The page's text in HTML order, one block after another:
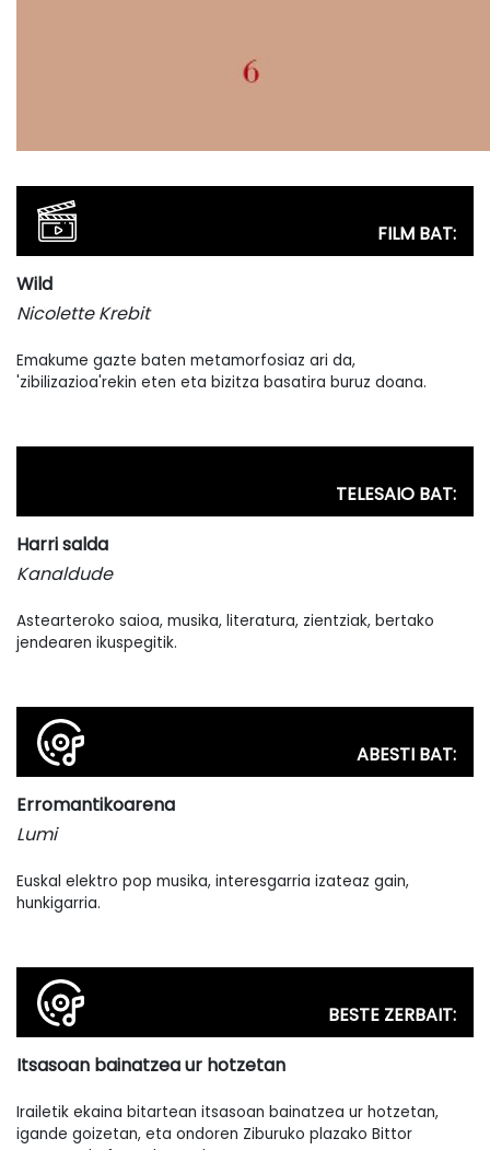
FILM BAT:
Wild
Nicolette Krebit
Emakume gazte baten metamorfosiaz ari da,
'zibilizazioa'rekin eten eta bizitza basatira buruz doana.
TELESAIO BAT:
Harri salda
Kanaldude
Astearteroko saioa, musika, literatura, zientziak, bertako
jendearen ikuspegitik.
ABESTI BAT:
Erromantikoarena
Lumi
Euskal elektro pop musika, interesgarria izateaz gain,
hunkigarria.
BESTE ZERBAIT:
Itsasoan bainatzea ur hotzetan
Irailetik ekaina bitartean itsasoan bainatzea ur hotzetan,
igande goizetan, eta ondoren Ziburuko plazako Bittor